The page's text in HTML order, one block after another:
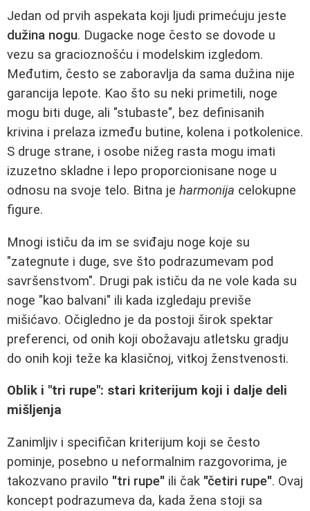
Jedan od prvih aspekata koji ljudi primećuju jeste
dužina nogu. Dugacke noge često se dovode u
vezu sa gracioznošću i modelskim izgledom.
Međutim, često se zaboravlja da sama dužina nije
garancija lepote. Kao što su neki primetili, noge
mogu biti duge, ali "stubaste", bez definisanih
krivina i prelaza između butine, kolena i potkolenice.
S druge strane, i osobe nižeg rasta mogu imati
izuzetno skladne i lepo proporcionisane noge u
odnosu na svoje telo. Bitna je harmonija celokupne
figure.
Mnogi ističu da im se sviđaju noge koje su
"zategnute i duge, sve što podrazumevam pod
savršenstvom". Drugi pak ističu da ne vole kada su
noge "kao balvani" ili kada izgledaju previše
mišićavo. Očigledno je da postoji širok spektar
preferenci, od onih koji obožavaju atletsku gradju
do onih koji teže ka klasičnoj, vitkoj ženstvenosti.
Oblik i "tri rupe": stari kriterijum koji i dalje deli
mišljenja
Zanimljiv i specifičan kriterijum koji se često
pominje, posebno u neformalnim razgovorima, je
takozvano pravilo "tri rupe" ili čak "četiri rupe". Ovaj
koncept podrazumeva da, kada žena stoji sa